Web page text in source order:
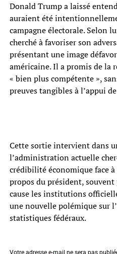
Donald Trump a laissé
auraient été
campagne électorale. Selon
cherché à favoriser son
présentant une image
américaine. Il a promis de la
« bien plus compétente »,
preuves tangibles à l’appui
Cette sortie intervient dans
l’administration actuelle
crédibilité économique face
propos du président,
cause les institutions
une nouvelle polémique sur
statistiques fédéraux.
Votre adresse e-mail ne sera pas